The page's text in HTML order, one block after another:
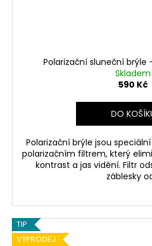
Polarizační sluneční
Skladem
590 Kč
DO
Polarizační brýle jsou
polarizačním filtrem, který
kontrast a jas vidění. Filtr
záblesky
TIP
VÝPRODEJ